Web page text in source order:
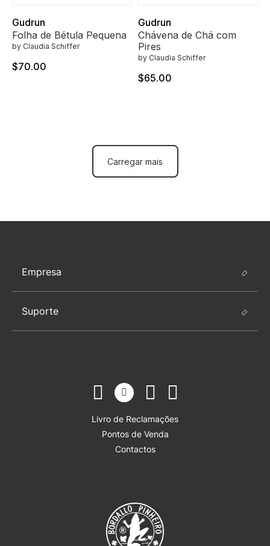
Gudrun
Folha de Bétula Pequena
by Claudia Schiffer
$70.00
Gudrun
Chávena de Chá com
Pires
by Claudia Schiffer
$65.00
Carregar mais
Empresa
Suporte
Livro de Reclamações
Pontos de Venda
Contactos